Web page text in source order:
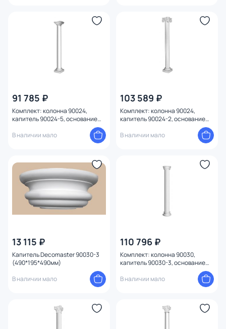
91 785 ₽
Комплект: колонна 90024,
капитель 90024-5, основание
SET8
В наличии мало
103 589 ₽
Комплект: колонна 90024,
капитель 90024-2, основание
SET6
В наличии мало
13 115 ₽
Капитель Decomaster 90030-3
(490*195*490мм)
В наличии мало
110 796 ₽
Комплект: колонна 90030,
капитель 90030-3, основание
SET3
В наличии мало